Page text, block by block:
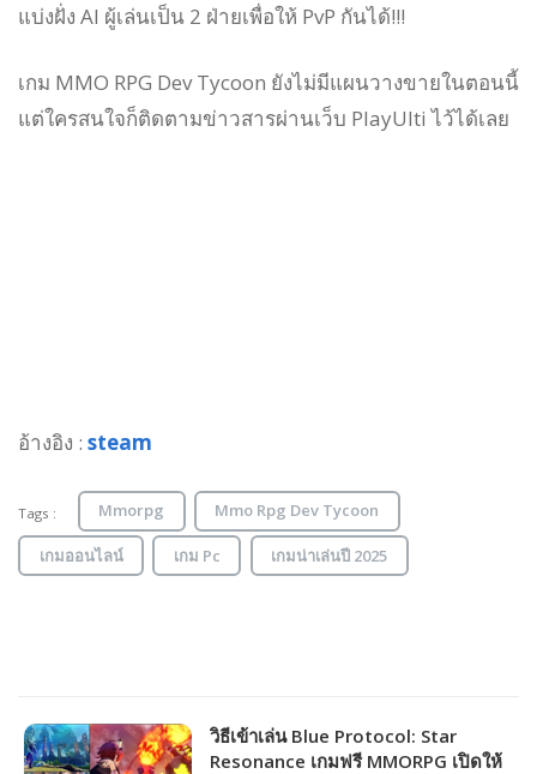
แบ่งฝั่ง AI ผู้เล่นเป็น 2 ฝ่ายเพื่อให้ PvP กันได้!!!
เกม MMO RPG Dev Tycoon ยังไม่มีแผนวางขายในตอนนี้
แต่ใครสนใจก็ติดตามข่าวสารผ่านเว็บ PlayUlti ไว้ได้เลย
อ้างอิง : steam
Tags : Mmorpg Mmo Rpg Dev Tycoon
เกมออนไลน์ เกม Pc เกมน่าเล่นปี 2025
วิธีเข้าเล่น Blue Protocol: Star
Resonance เกมฟรี MMORPG เปิดให้